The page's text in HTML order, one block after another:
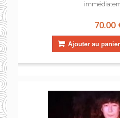
70.00
Ajouter au panier